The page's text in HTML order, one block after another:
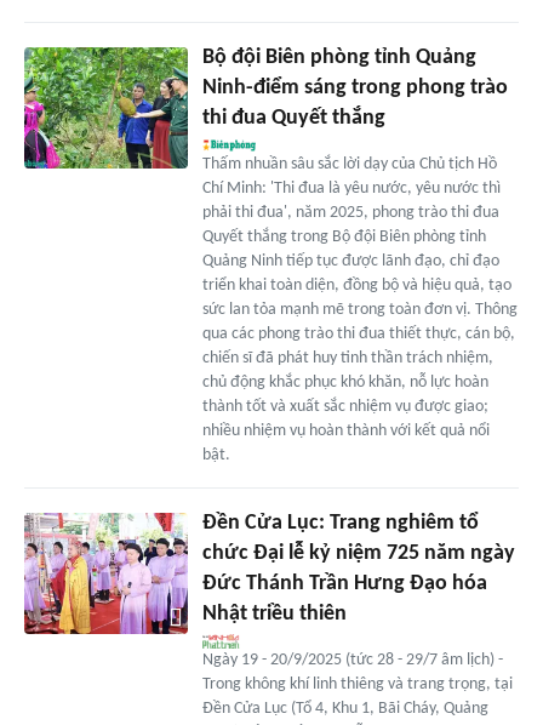
Bộ đội Biên phòng tỉnh Quảng
Ninh-điểm sáng trong phong trào
thi đua Quyết thắng
Thấm nhuần sâu sắc lời dạy của Chủ tịch Hồ
Chí Minh: 'Thi đua là yêu nước, yêu nước thì
phải thi đua', năm 2025, phong trào thi đua
Quyết thắng trong Bộ đội Biên phòng tỉnh
Quảng Ninh tiếp tục được lãnh đạo, chỉ đạo
triển khai toàn diện, đồng bộ và hiệu quả, tạo
sức lan tỏa mạnh mẽ trong toàn đơn vị. Thông
qua các phong trào thi đua thiết thực, cán bộ,
chiến sĩ đã phát huy tinh thần trách nhiệm,
chủ động khắc phục khó khăn, nỗ lực hoàn
thành tốt và xuất sắc nhiệm vụ được giao;
nhiều nhiệm vụ hoàn thành với kết quả nổi
bật.
Đền Cửa Lục: Trang nghiêm tổ
chức Đại lễ kỷ niệm 725 năm ngày
Đức Thánh Trần Hưng Đạo hóa
Nhật triều thiên
Ngày 19 - 20/9/2025 (tức 28 - 29/7 âm lịch) -
Trong không khí linh thiêng và trang trọng, tại
Đền Cửa Lục (Tổ 4, Khu 1, Bãi Cháy, Quảng